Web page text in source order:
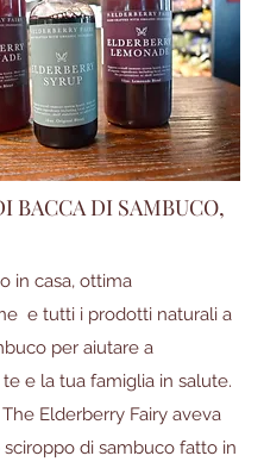
BACCA DI SAMBUCO,
in casa, ottima
e tutti i prodotti naturali a
per aiutare a
e la tua famiglia in salute.
Elderberry Fairy aveva
sciroppo di sambuco fatto in